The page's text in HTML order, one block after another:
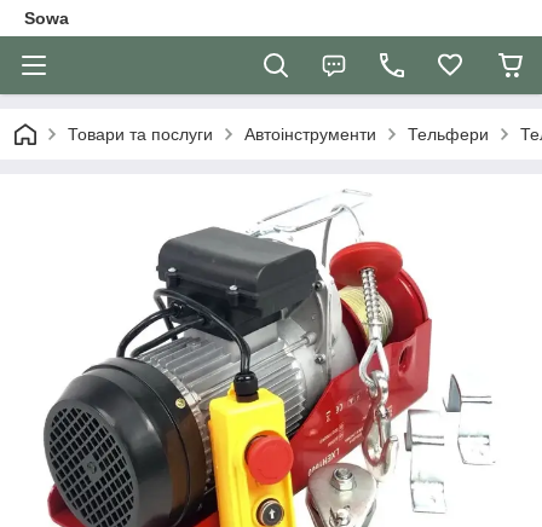
Sowa
Товари та послуги Автоінструменти Тельфери